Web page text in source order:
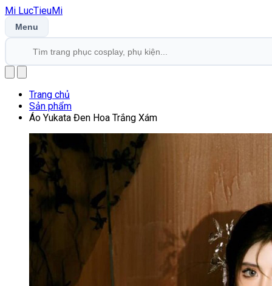
Mi LucTieuMi
Menu
Trang chủ
Sản phẩm
Áo Yukata Đen Hoa Trắng Xám